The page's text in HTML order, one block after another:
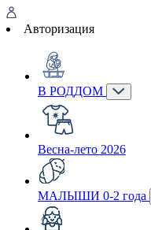
Авторизация
В РОДДОМ
Весна-лето 2026
МАЛЫШИ 0-2 года